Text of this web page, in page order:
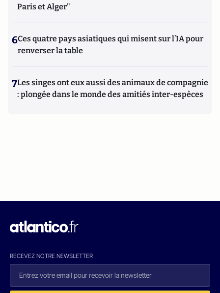
Paris et Alger"
6Ces quatre pays asiatiques qui misent sur l’IA pour
renverser la table
7Les singes ont eux aussi des animaux de compagnie
: plongée dans le monde des amitiés inter-espèces
RECEVEZ NOTRE NEWSLETTER